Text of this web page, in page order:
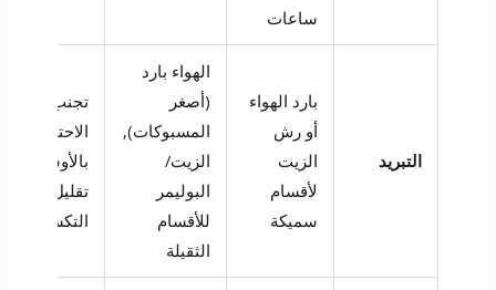
ساعات
التبريد
بارد الهواء
أو رش
الزيت
لأقسام
سميكة
الهواء بارد
(أصغر
المسبوكات),
الزيت/
البوليمر
للأقسام
الثقيلة
تجنب
الاحتفاظ
بالأوستينيت,
تقليل
التكسير